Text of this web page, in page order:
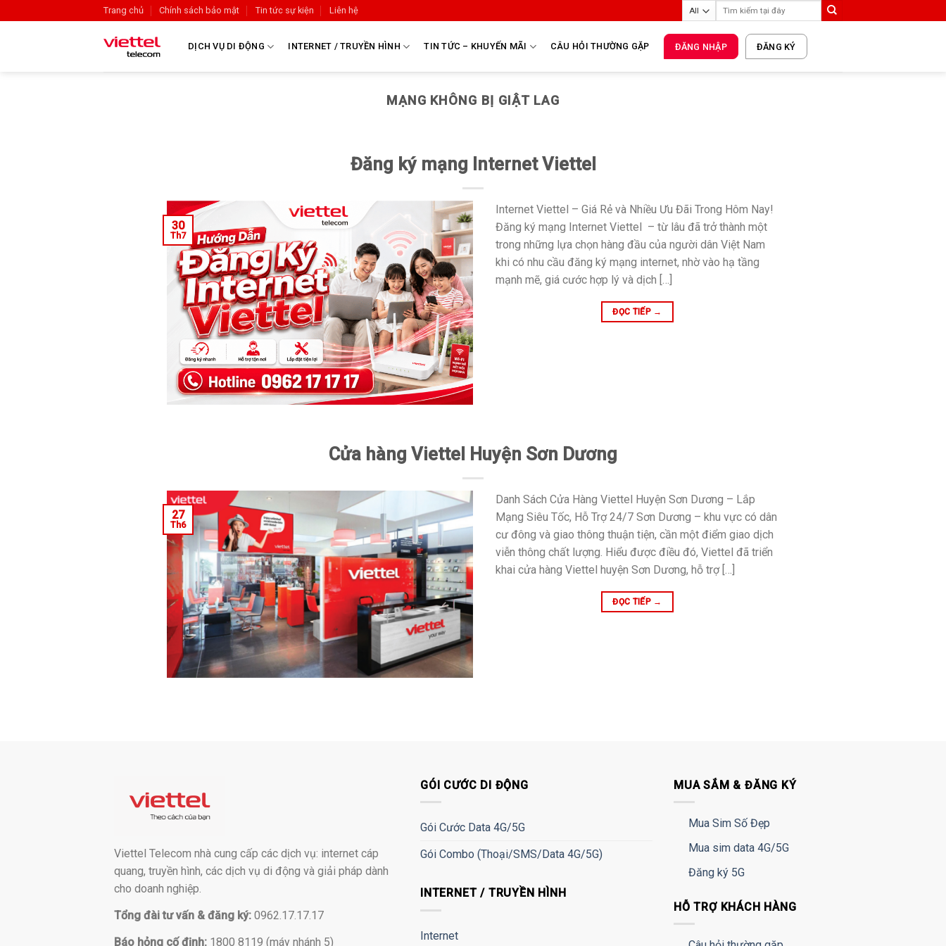
Trang chủ Chính sách bảo mật Tin tức sự kiện Liên hệ
DỊCH VỤ DI ĐỘNG INTERNET / TRUYỀN HÌNH TIN TỨC – KHUYẾN MÃI CÂU HỎI THƯỜNG GẶP ĐĂNG NHẬP ĐĂNG KÝ
MẠNG KHÔNG BỊ GIẬT LAG
Đăng ký mạng Internet Viettel
30
Th7
Internet Viettel – Giá Rẻ và Nhiều Ưu Đãi Trong Hôm Nay!
Đăng ký mạng Internet Viettel – từ lâu đã trở thành một
trong những lựa chọn hàng đầu của người dân Việt Nam
khi có nhu cầu đăng ký mạng internet, nhờ vào hạ tầng
mạnh mẽ, giá cước hợp lý và dịch […]
ĐỌC TIẾP →
Cửa hàng Viettel Huyện Sơn Dương
27
Th6
Danh Sách Cửa Hàng Viettel Huyện Sơn Dương – Lắp
Mạng Siêu Tốc, Hỗ Trợ 24/7 Sơn Dương – khu vực có dân
cư đông và giao thông thuận tiện, cần một điểm giao dịch
viễn thông chất lượng. Hiểu được điều đó, Viettel đã triển
khai cửa hàng Viettel huyện Sơn Dương, hỗ trợ […]
ĐỌC TIẾP →
Viettel Telecom nhà cung cấp các dịch vụ: internet cáp
quang, truyền hình, các dịch vụ di động và giải pháp dành
cho doanh nghiệp.
Tổng đài tư vấn & đăng ký: 0962.17.17.17
Báo hỏng cố định: 1800 8119 (máy nhánh 5)
GÓI CƯỚC DI ĐỘNG
Gói Cước Data 4G/5G
Gói Combo (Thoại/SMS/Data 4G/5G)
INTERNET / TRUYỀN HÌNH
Internet
MUA SẮM & ĐĂNG KÝ
Mua Sim Số Đẹp
Mua sim data 4G/5G
Đăng ký 5G
HỖ TRỢ KHÁCH HÀNG